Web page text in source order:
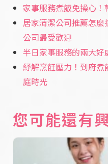
家事服務煮飯免操心
居家清潔公司推薦怎
公司最受歡迎
半日家事服務的兩大好
紓解烹飪壓力！到府
庭時光
您可能還有